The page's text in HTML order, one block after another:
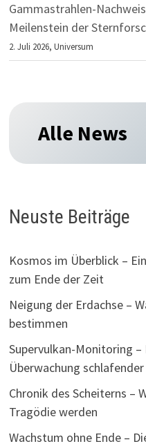
Gammastrahlen-
Meilenstein der
2. Juli 2026,Universum
Alle News
Neuste Beiträge
Kosmos im Überblick –
zum Ende der Zeit
Neigung der Erdachse –
bestimmen
Supervulkan-Monitoring
Überwachung schlafender
Chronik des Scheiterns –
Tragödie werden
Wachstum ohne Ende –